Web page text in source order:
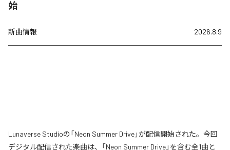
始
新曲情報 2026.8.9
Lunaverse Studioの「Neon Summer Drive」が配信開始された。今回
デジタル配信された楽曲は、「Neon Summer Drive」を含む全1曲と